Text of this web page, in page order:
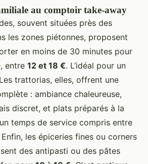
au comptoir take-away
souvent situées près des
les zones piétonnes, proposent
en moins de 30 minutes pour
entre 12 et 18 €. L’idéal pour un
trattorias, elles, offrent une
: ambiance chaleureuse,
discret, et plats préparés à la
temps de service compris entre
les épiceries fines ou corners
des antipasti ou des pâtes